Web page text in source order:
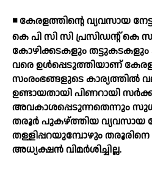
◾ കേരളത്തിന്റെ വ്യവസായ
കെ പി സി സി പ്രസിഡന്റ് കെ
കോഴിക്കടകളും തട്ടുകടകളും
വരെ ഉള്‍പ്പെടുത്തിയാണ്
സംരംഭങ്ങളുടെ കാര്യത്തില്‍
ഉണ്ടായതായി പിണറായി
അവകാശപ്പെടുന്നതെന്നും
തരൂര്‍ പുകഴ്ത്തിയ വ്യവസായ
തള്ളിപ്പറയുമ്പോഴും തരൂരിനെ
അധ്യക്ഷന്‍ വിമര്‍ശിച്ചില്ല.